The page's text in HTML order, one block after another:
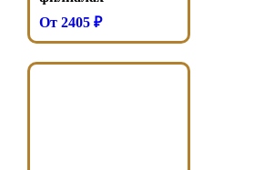
От 2405 ₽